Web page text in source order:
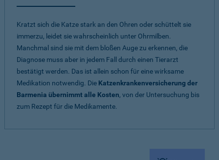
Kratzt sich die Katze stark an den Ohren oder schüttelt sie
immerzu, leidet sie wahrscheinlich unter Ohrmilben.
Manchmal sind sie mit dem bloßen Auge zu erkennen, die
Diagnose muss aber in jedem Fall durch einen Tierarzt
bestätigt werden. Das ist allein schon für eine wirksame
Medikation notwendig. Die Katzenkrankenversicherung der
Barmenia übernimmt alle Kosten, von der Untersuchung bis
zum Rezept für die Medikamente.